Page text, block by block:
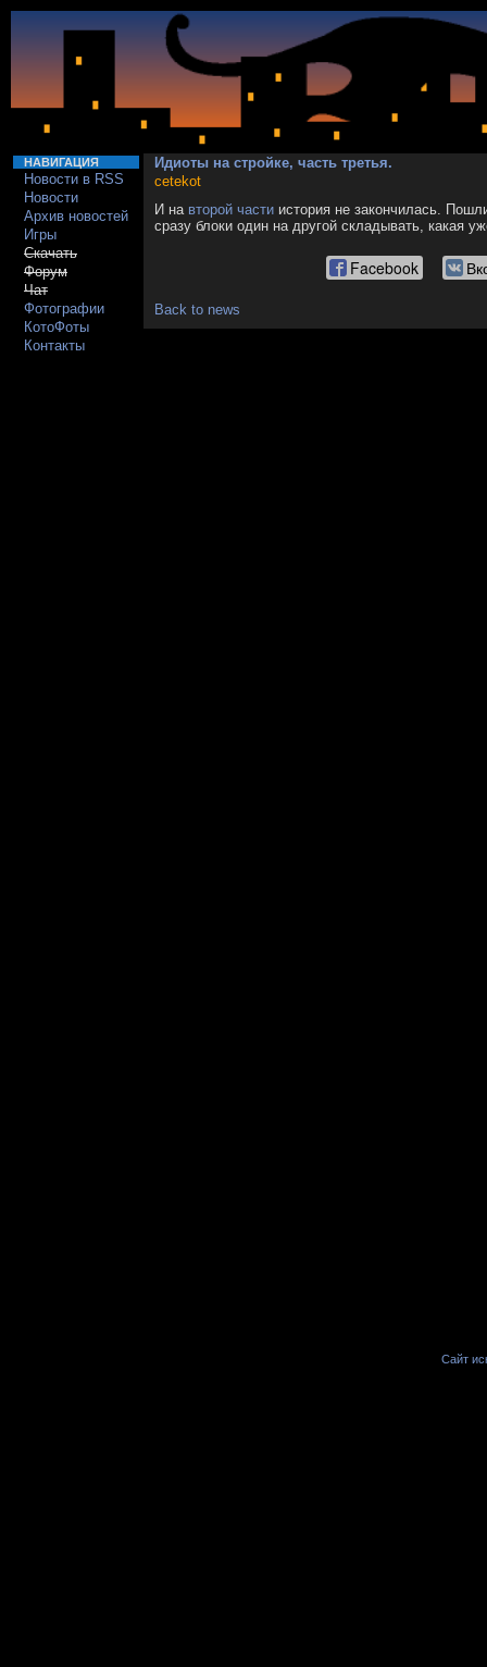
НАВИГАЦИЯ
Новости в RSS
Новости
Архив новостей
Игры
Скачать
Форум
Чат
Фотографии
КотоФоты
Контакты
Идиоты на стройке, часть третья.
cetekot
И на второй части история не закончилась.
сразу блоки один на другой складывать, какая
Facebook
Back to news
Сайт